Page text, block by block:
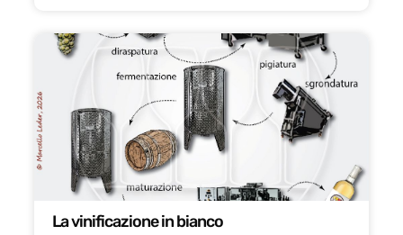
La vinificazione in bianco